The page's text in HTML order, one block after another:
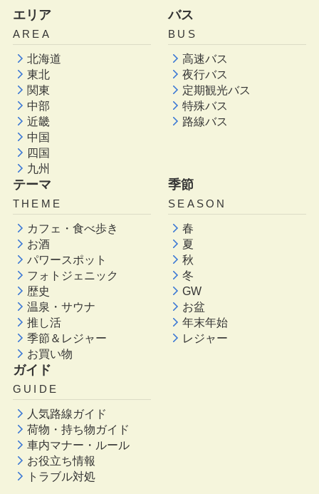
エリア
AREA
北海道
東北
関東
中部
近畿
中国
四国
九州
バス
BUS
高速バス
夜行バス
定期観光バス
特殊バス
路線バス
テーマ
THEME
カフェ・食べ歩き
お酒
パワースポット
フォトジェニック
歴史
温泉・サウナ
推し活
季節＆レジャー
お買い物
季節
SEASON
春
夏
秋
冬
GW
お盆
年末年始
レジャー
ガイド
GUIDE
人気路線ガイド
荷物・持ち物ガイド
車内マナー・ルール
お役立ち情報
トラブル対処